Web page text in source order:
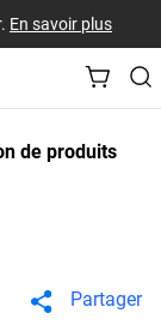
En savoir plus
de produits
Partager